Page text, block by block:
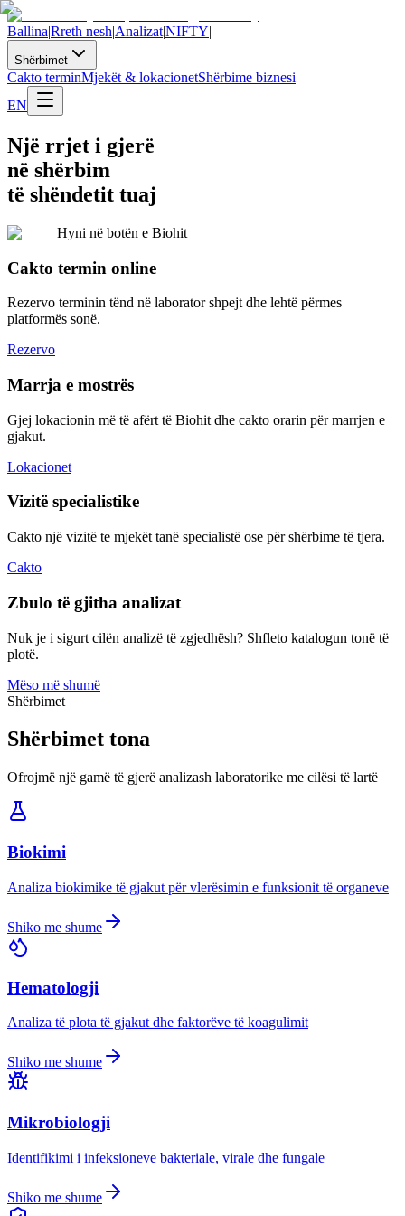
Ballina|Rreth nesh|Analizat|NIFTY|
Shërbimet
Cakto terminMjekët & lokacionetShërbime biznesi
EN
Një rrjet i gjerë
në shërbim
të shëndetit tuaj
Hyni në botën e Biohit
Cakto termin online
Rezervo terminin tënd në laborator shpejt dhe lehtë përmes
platformës sonë.
Rezervo
Marrja e mostrës
Gjej lokacionin më të afërt të Biohit dhe cakto orarin për marrjen e
gjakut.
Lokacionet
Vizitë specialistike
Cakto një vizitë te mjekët tanë specialistë ose për shërbime të tjera.
Cakto
Zbulo të gjitha analizat
Nuk je i sigurt cilën analizë të zgjedhësh? Shfleto katalogun tonë të
plotë.
Mëso më shumë
Shërbimet
Shërbimet tona
Ofrojmë një gamë të gjerë analizash laboratorike me cilësi të lartë
Biokimi
Analiza biokimike të gjakut për vlerësimin e funksionit të organeve
Shiko me shume
Hematologji
Analiza të plota të gjakut dhe faktorëve të koagulimit
Shiko me shume
Mikrobiologji
Identifikimi i infeksioneve bakteriale, virale dhe fungale
Shiko me shume